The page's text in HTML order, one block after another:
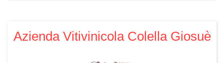
Azienda Vitivinicola Colella Giosuè